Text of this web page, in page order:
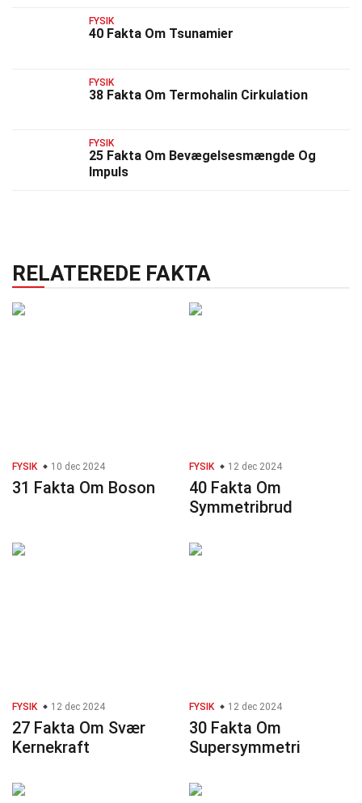
FYSIK
40 Fakta Om Tsunamier
FYSIK
38 Fakta Om Termohalin Cirkulation
FYSIK
25 Fakta Om Bevægelsesmængde Og
Impuls
RELATEREDE FAKTA
FYSIK 10 dec 2024
31 Fakta Om Boson
FYSIK 12 dec 2024
40 Fakta Om
Symmetribrud
FYSIK 12 dec 2024
27 Fakta Om Svær
Kernekraft
FYSIK 12 dec 2024
30 Fakta Om
Supersymmetri